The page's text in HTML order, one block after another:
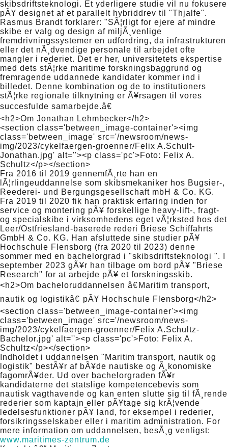
skibsdriftsteknologi. Et yderligere studie vil nu fokusere
pÃ¥ designet af et parallelt hybriddrev til "Thjalfe".
Rasmus Brandt forklarer: "SÃ¦rligt for ejere af mindre
skibe er valg og design af miljÃ¸venlige
fremdrivningssystemer en udfordring, da infrastrukturen
eller det nÃ¸dvendige personale til arbejdet ofte
mangler i rederiet. Det er her, universitetets ekspertise
med dets stÃ¦rke maritime forskningsbaggrund og
fremragende uddannede kandidater kommer ind i
billedet. Denne kombination og de to institutioners
stÃ¦rke regionale tilknytning er Ã¥rsagen til vores
succesfulde samarbejde.â€
<h2>Om Jonathan Lehmbecker</h2>
<section class='between_image-container'><img
class='between_image' src='/newsroom/news-
img/2023/cykelfaergen-groenner/Felix A.Schult-
Jonathan.jpg' alt=''><p class='pc'>Foto: Felix A.
Schultz</p></section>
Fra 2016 til 2019 gennemfÃ¸rte han en
lÃ¦rlingeuddannelse som skibsmekaniker hos Bugsier-,
Reederei- und Bergungsgesellschaft mbH & Co. KG.
Fra 2019 til 2020 fik han praktisk erfaring inden for
service og montering pÃ¥ forskellige heavy-lift-, fragt-
og specialskibe i virksomhedens eget vÃ¦rksted hos det
Leer/Ostfriesland-baserede rederi Briese Schiffahrts
GmbH & Co. KG. Han afsluttede sine studier pÃ¥
Hochschule Flensborg (fra 2020 til 2023) denne
sommer med en bachelorgrad i "skibsdriftsteknologi ". I
september 2023 gÃ¥r han tilbage om bord pÃ¥ "Briese
Research" for at arbejde pÃ¥ et forskningsskib.
<h2>Om bacheloruddannelsen â€Maritim transport,
nautik og logistikâ€ pÃ¥ Hochschule Flensborg</h2>
<section class='between_image-container'><img
class='between_image' src='/newsroom/news-
img/2023/cykelfaergen-groenner/Felix A.Schultz-
Bachelor.jpg' alt=''><p class='pc'>Foto: Felix A.
Schultz</p></section>
Indholdet i uddannelsen "Maritim transport, nautik og
logistik" bestÃ¥r af bÃ¥de nautiske og Ã¸konomiske
fagomrÃ¥der. Ud over bachelorgraden fÃ¥r
kandidaterne det statslige kompetencebevis som
nautisk vagthavende og kan enten slutte sig til fÃ¸rende
rederier som kaptajn eller pÃ¥tage sig krÃ¦vende
ledelsesfunktioner pÃ¥ land, for eksempel i rederier,
forsikringsselskaber eller i maritim administration. For
mere information om uddannelsen, besÃ¸g venligst:
www.maritimes-zentrum.de